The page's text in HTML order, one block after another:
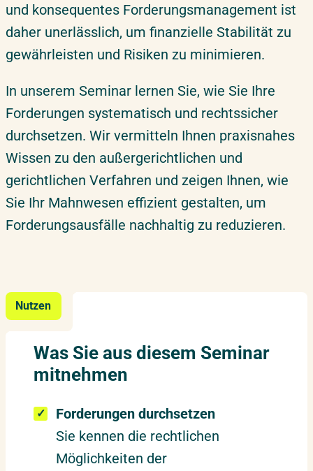
Über ifmera academy
Empfehlungen
Team
und konsequentes Forderungsmanagement ist
daher unerlässlich, um finanzielle Stabilität zu
gewährleisten und Risiken zu minimieren.
In unserem Seminar lernen Sie, wie Sie Ihre
Forderungen systematisch und rechtssicher
durchsetzen. Wir vermitteln Ihnen praxisnahes
Wissen zu den außergerichtlichen und
gerichtlichen Verfahren und zeigen Ihnen, wie
Sie Ihr Mahnwesen effizient gestalten, um
Forderungsausfälle nachhaltig zu reduzieren.
Nutzen
Was Sie aus diesem Seminar
mitnehmen
Forderungen durchsetzen
Sie kennen die rechtlichen
Möglichkeiten der